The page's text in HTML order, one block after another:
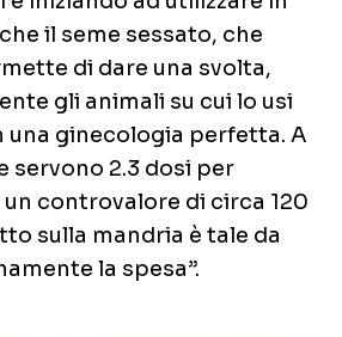
il seme sessato, che
di dare una svolta,
gli animali su cui lo usi
una ginecologia perfetta. A
servono 2.3 dosi per
controvalore di circa 120
sulla mandria è tale da
la spesa”.